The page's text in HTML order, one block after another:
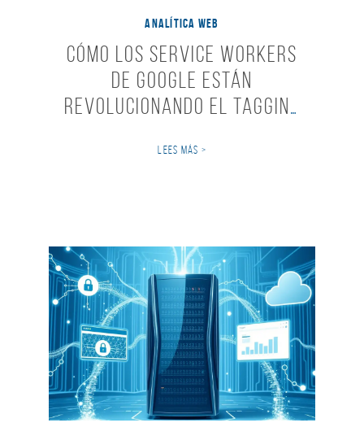
ANALÍTICA WEB
Cómo los Service Workers
de Google Están
Revolucionando el Tagging
Cambio Transformador
LEES MÁS >